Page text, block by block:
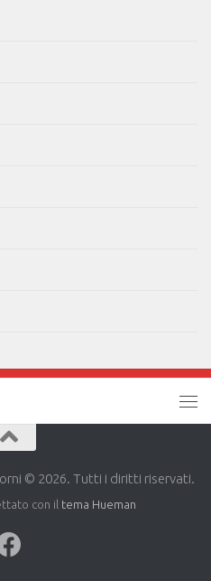
© 2026. Tutti i diritti riservati.
con il tema Hueman